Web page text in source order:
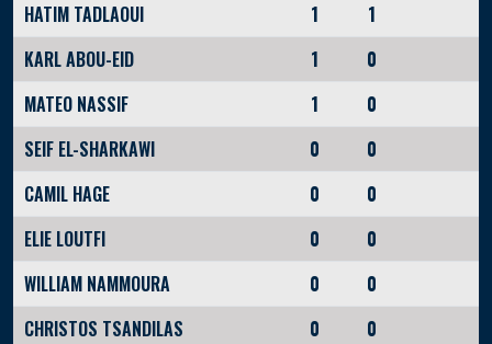
HATIM TADLAOUI
1
1
KARL ABOU-EID
1
0
MATEO NASSIF
1
0
SEIF EL-SHARKAWI
0
0
CAMIL HAGE
0
0
ELIE LOUTFI
0
0
WILLIAM NAMMOURA
0
0
CHRISTOS TSANDILAS
0
0